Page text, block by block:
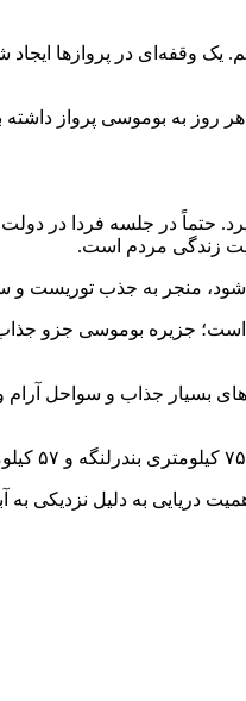
به بوموسی پرواز داشته
حتماً در جلسه فردا در
زندگی مردم است.
شود، منجر به جذب توریست و
جزیره بوموسی جزو
بسیار جذاب و سواحل آرام
دریایی به دلیل نزدیکی